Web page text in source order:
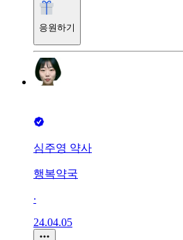
응원하기
심주영 약사
행복약국
∙
24.04.05